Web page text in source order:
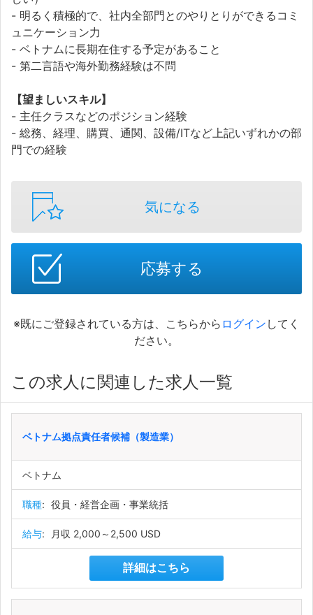
- 明るく積極的で、社内全部門とのやりとりができるコミ
ュニケーション力
- ベトナムに長期在住する予定があること
- 第二言語や海外勤務経験は不問
【望ましいスキル】
- 主任クラスなどのポジション経験
- 総務、経理、購買、通関、設備/ITなど上記いずれかの部
門での経験
気になる
応募する
※既にご登録されている方は、こちらから ログイン してく
ださい。
この求人に関連した求人一覧
ベトナム拠点責任者候補（製造業）
ベトナム
職種: 役員・経営企画・事業統括
給与: 月収 2,000～2,500 USD
詳細はこちら